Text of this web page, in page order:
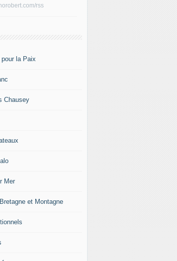
rss
la Paix
Chausey
Mer
et Montagne